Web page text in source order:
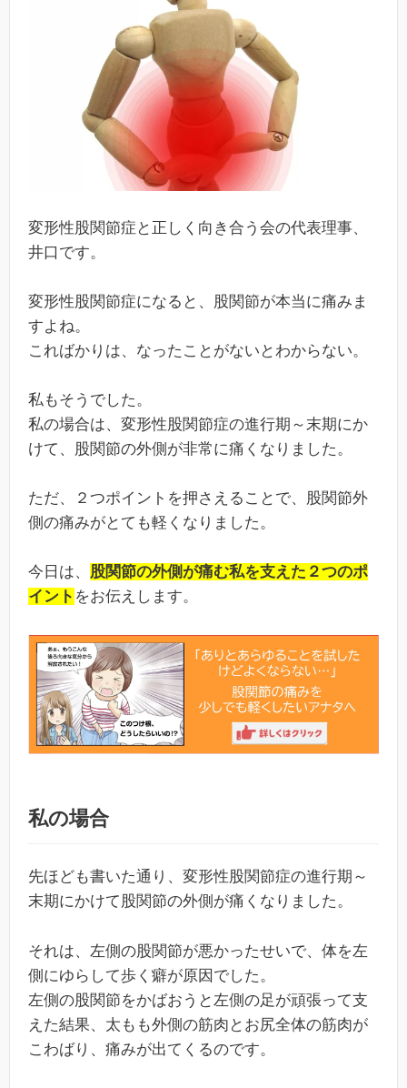
変形性股関節症と正しく向き合う会の代表理事、
井口です。
変形性股関節症になると、股関節が本当に痛みま
すよね。
こればかりは、なったことがないとわからない。
私もそうでした。
私の場合は、変形性股関節症の進行期～末期にか
けて、股関節の外側が非常に痛くなりました。
ただ、２つポイントを押さえることで、股関節外
側の痛みがとても軽くなりました。
今日は、 股関節の外側が痛む私を支えた２つのポ
イント をお伝えします。
私の場合
先ほども書いた通り、変形性股関節症の進行期～
末期にかけて股関節の外側が痛くなりました。
それは、左側の股関節が悪かったせいで、体を左
側にゆらして歩く癖が原因でした。
左側の股関節をかばおうと左側の足が頑張って支
えた結果、太もも外側の筋肉とお尻全体の筋肉が
こわばり、痛みが出てくるのです。